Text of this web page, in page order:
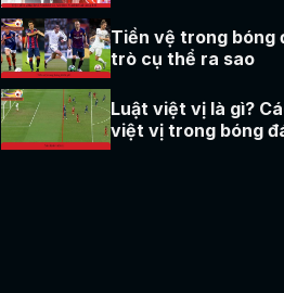
Tiền vệ trong bóng
trò cụ thể ra sao
Luật việt vị là gì?
việt vị trong bóng